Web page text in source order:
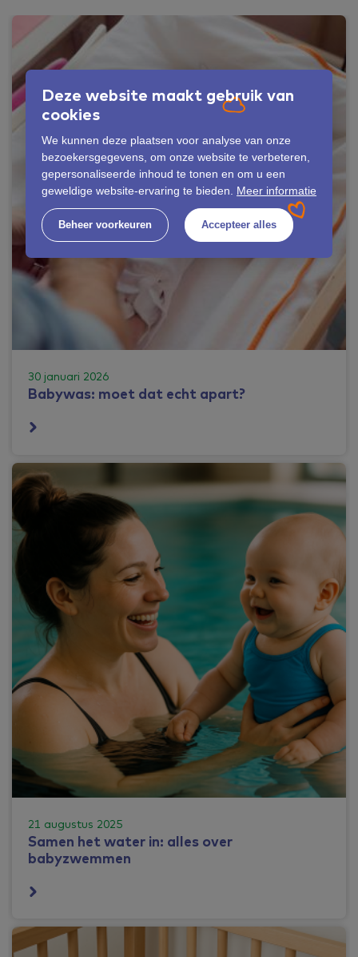
Deze website maakt gebruik van
cookies
We kunnen deze plaatsen voor analyse van onze
bezoekersgegevens, om onze website te verbeteren,
gepersonaliseerde inhoud te tonen en om u een
geweldige website-ervaring te bieden. Meer informatie
Beheer voorkeuren Accepteer alles
30 januari 2026
Babywas: moet dat echt apart?
21 augustus 2025
Samen het water in: alles over
babyzwemmen